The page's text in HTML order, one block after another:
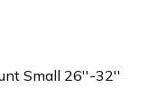
Small 26''-32''